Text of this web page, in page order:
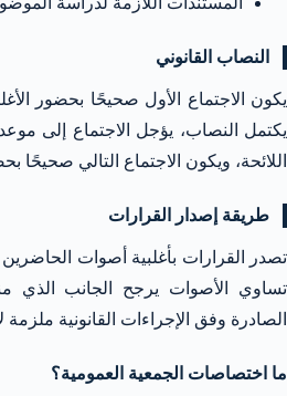
النصاب القانوني
يكون الاجتماع الأول صحيحًا بحضور
يكتمل النصاب، يؤجل الاجتماع إلى
اللائحة، ويكون الاجتماع التالي
طريقة إصدار القرارات
تصدر القرارات بأغلبية أصوات
تساوي الأصوات يرجح الجانب الذي
الصادرة وفق الإجراءات القانونية ملزمة
ما اختصاصات الجمعية العمومية؟